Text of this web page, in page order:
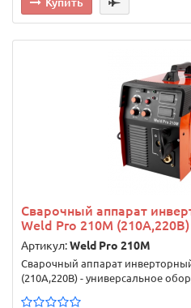
Сварочный аппарат
Weld Pro 210M (210A,220В)
Артикул:Weld Pro 210M
Сварочный аппарат
(210A,220В) - универсальное